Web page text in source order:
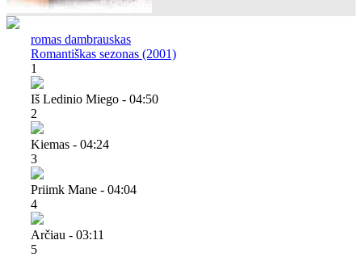
romas dambrauskas
Romantiškas sezonas (2001)
1
Iš Ledinio Miego - 04:50
2
Kiemas - 04:24
3
Priimk Mane - 04:04
4
Arčiau - 03:11
5